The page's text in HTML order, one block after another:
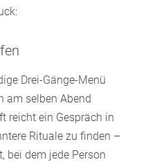
Drei-Gänge-Menü
am selben Abend
reicht ein Gespräch in
Rituale zu finden –
bei dem jede Person